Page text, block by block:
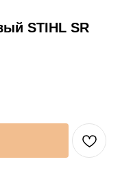
STIHL SR